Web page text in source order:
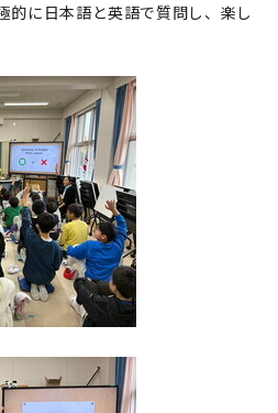
的に日本語と英語で質問し、楽し